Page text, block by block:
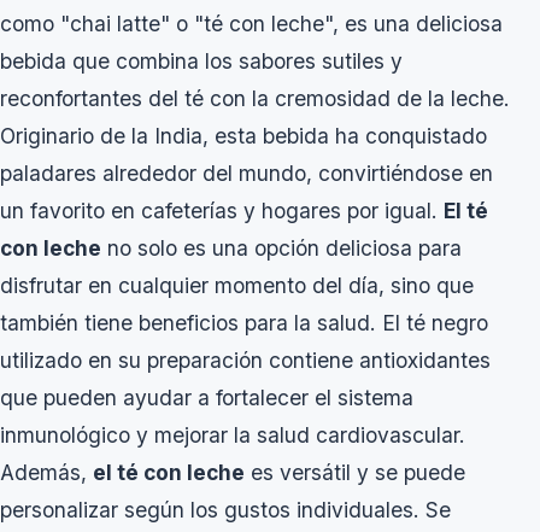
como "chai latte" o "té con leche", es una deliciosa
bebida que combina los sabores sutiles y
reconfortantes del té con la cremosidad de la leche.
Originario de la India, esta bebida ha conquistado
paladares alrededor del mundo, convirtiéndose en
un favorito en cafeterías y hogares por igual. El té
con leche no solo es una opción deliciosa para
disfrutar en cualquier momento del día, sino que
también tiene beneficios para la salud. El té negro
utilizado en su preparación contiene antioxidantes
que pueden ayudar a fortalecer el sistema
inmunológico y mejorar la salud cardiovascular.
Además, el té con leche es versátil y se puede
personalizar según los gustos individuales. Se